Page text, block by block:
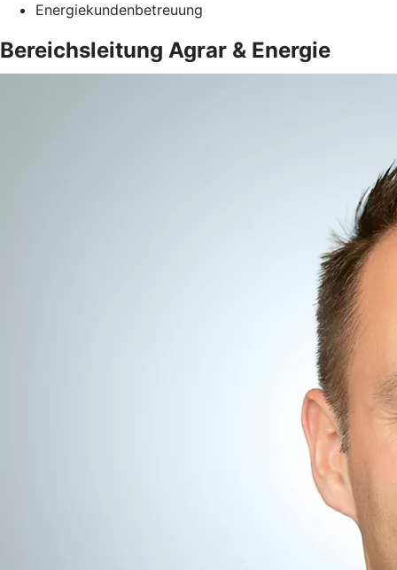
Energiekundenbetreuung
Bereichsleitung Agrar & Energie